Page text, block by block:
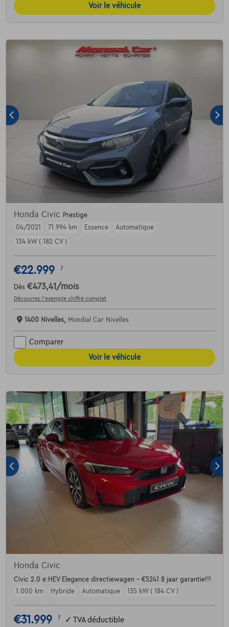
Voir le véhicule
Honda Civic Prestige
04/2021
71.994 km Essence
Automatique
134 kW ( 182 CV )
€22.999 1
Dès €473,41 /mois
Découvrez l’exemple chiffré complet
1400 Nivelles, Mondial Car Nivelles
Comparer
Voir le véhicule
Honda Civic
Civic 2.0 e:HEV Elegance directiewagen - €5241 8 jaar garantie!!!
1.000 km
Hybride Automatique 135 kW ( 184 CV )
€31.999 1 ✓ TVA déductible